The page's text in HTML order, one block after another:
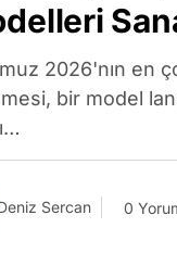
2026'nın en
bir model
Sercan 0